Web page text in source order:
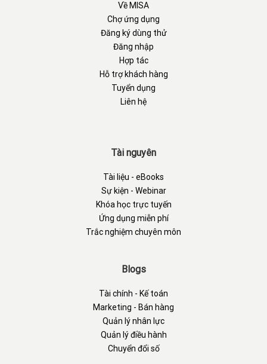
Về MISA
Chợ ứng dụng
Đăng ký dùng thử
Đăng nhập
Hợp tác
Hỗ trợ khách hàng
Tuyển dụng
Liên hệ
Tài nguyên
Tài liệu - eBooks
Sự kiện - Webinar
Khóa học trực tuyến
Ứng dụng miễn phí
Trắc nghiệm chuyên môn
Blogs
Tài chính - Kế toán
Marketing - Bán hàng
Quản lý nhân lực
Quản lý điều hành
Chuyển đổi số